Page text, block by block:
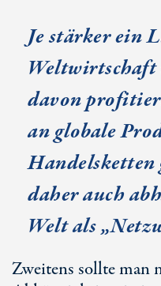
Je stärker ein
davon
an globale
Handelsketten
daher auch
Welt als
Zweitens sollte